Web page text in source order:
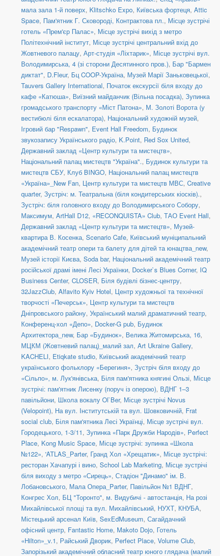
мала зала 1-й поверх, Klitschko Expo, Київська фортеця, Attic
Space, Пам'ятник Г. Сковороді, Контрактова пл., Місце зустрічі
готель «Прем'єр Палас», Місце зустрічі вихід з метро
Політехнічний інститут, Місце зустрічі центральний вхід до
Жовтневого палацу, Арт-студія «Ліхтарик», Місце зустрічі вул.
Володимирська, 4 (зі сторони Десятинного пров.), Бар "Бармен
диктат", D.Fleur, Бц COOP-Україна, Музей Марії Заньковецької,
Tauvers Gallery International, Початок екскурсії біля входу до
кафе «Катюша», Виїзний майданчик (Вільна посадка), Зупинка
громадського транспорту «Міст Патона», М. Золоті Ворота (у
вестибюлі біля ескалатора), Національний художній музей,
Ігровий бар "Respawn", Event Hall Freedom, Будинок
звукозапису Українського радіо, K.Point, Red Sox United,
Державний заклад «Центр культури та мистецтв»,
Національний палац мистецтв "Україна"., Будинок культури та
мистецтв СБУ, Клуб BINGO, Національний палац мистецтв
«Україна»_New Fan, Центр культури та мистецтв МВС, Creative
quarter, Зустріч: м. Театральна (біля кондитерських кіосків).,
Зустріч: біля головного входу до Володимирського Собору,
Максимум, ArtHall D12, «RECONQUISTA» Club, ТАО Event Hall,
Державний заклад «Центр культури та мистецтв», Музей-
квартира В. Косенка, Scenario Cafe, Київський муніципальний
академічний театр опери та балету для дітей та юнацтва_new,
Музей історії Києва, Soda bar, Національний академічний театр
російської драмі імені Лесі Українки, Docker`s Blues Corner, IQ
Business Center, CLOSER, Біля будівлі бізнес-центру,
32JazzClub, Alfavito Kyiv Hotel, Центр художньої та технічної
творчості «Печерськ», Центр культури та мистецтв
Дніпровського району, Український малий драматичний театр,
Конференц-хол «Депо», Docker-G pub, Будинок
Архитектора_new, Бар «Будинок», Велика Житомирська, 16,
МЦКМ (Жовтневий палац)_малий зал, Art Ukraine Gallery,
KACHELI, Etiqkate studio, Київський академічний театр
українського фольклору «Берегиня», Зустріч біля входу до
«Сільпо», м. Лук'янівська, Біля пам'ятника княгині Ользі, Місце
зустрічі: пам'ятник Лисенку (поруч із оперою), ВДНГ 1–3
павільйони, Школа вокалу Ol`Ber, Місце зустрічі Novus
(Velopoint), На вул. Інститутській та вул. Шовковичній, Frat
social сlub, Біля пам'ятника Лесі Українці, Місце зустрічі вул.
Городецького, 1-3/11, Зупинка «Парк Дружби Народів», Perfect
Place, Kong Music Space, Місце зустрічі: зупинка «Школа
№122», 'ATLAS_Parter, Гранд Хол «Хрещатик», Місце зустрічі:
ресторан Хачапурі і вино, School Lab Marketing, Місце зустрічі
біля виходу з метро «Сирець», Стадіон "Динамо" ім. В.
Лобановського, Мала Опера_Parter, Павільйон №1 ВДНГ,
Конгрес Хол, БЦ "Торонто", м. Видубичі - автостанція, На розі
Михайлівської площі та вул. Михайлівський, НУХТ, КНУБА,
Містецький арсенал Київ, SexEdMuseum, Сагайдачний
офісний центр, Fantastic Home, Makoto Dojo, Готель
«Hilton»_v.1, Райський Дворик, Perfect Place, Volume Club,
Запорізький академічний обласний театр юного глядача (малий